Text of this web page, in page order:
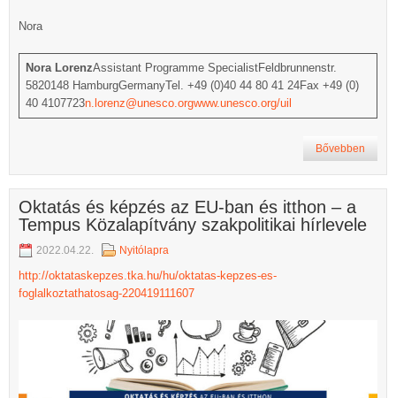
Nora
Nora LorenzAssistant Programme SpecialistFeldbrunnenstr.
5820148 HamburgGermanyTel. +49 (0)40 44 80 41 24Fax +49 (0)
40 4107723n.lorenz@unesco.orgwww.unesco.org/uil
Bővebben
Oktatás és képzés az EU-ban és itthon – a
Tempus Közalapítvány szakpolitikai hírlevele
2022.04.22. Nyitólapra
http://oktataskepzes.tka.hu/hu/oktatas-kepzes-es-
foglalkoztathatosag-220419111607